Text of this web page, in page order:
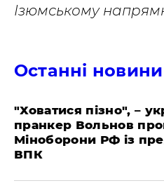
Ізюмському
Останні новини
"Ховатися пізно", –
пранкер Вольнов
Міноборони РФ із
ВПК